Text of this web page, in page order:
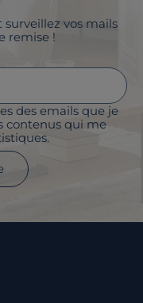
vos mails
remise !
des emails que je
contenus qui me